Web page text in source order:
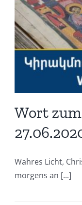
Wort
Wahres Licht,
morgens an [...]